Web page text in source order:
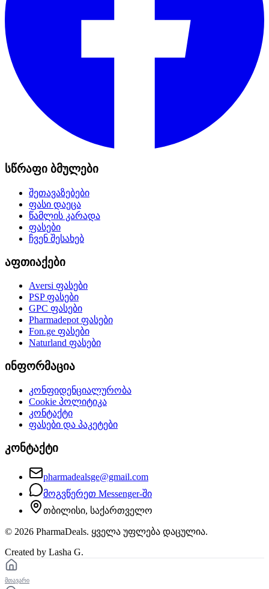
სწრაფი ბმულები
შეთავაზებები
ფასი დაეცა
წამლის კარადა
ფასები
ჩვენ შესახებ
აფთიაქები
Aversi ფასები
PSPფასები
GPC ფასები
Pharmadepotფასები
Fon.ge ფასები
Naturland ფასები
ინფორმაცია
კონფიდენციალურობა
Cookie პოლიტიკა
კონტაქტი
ფასები და პაკეტები
კონტაქტი
pharmadealsge@gmail.com
მოგვწერეთ Messenger-ში
თბილისი, საქართველო
© 2026 PharmaDeals. ყველა უფლება დაცულია.
Created by Lasha G.
მთავარი